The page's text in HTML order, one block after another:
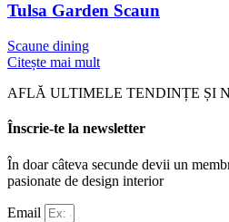
Tulsa Garden Scaun
Scaune dining
Citește mai mult
AFLĂ ULTIMELE TENDINȚE ȘI
Înscrie-te la newsletter
În doar câteva secunde devii un
pasionate de design interior
Email